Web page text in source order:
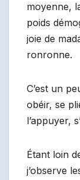
moyenne,
poids
joie de
ronronne.
C’est un
obéir, se
l’appuyer,
Étant loin
j’observe